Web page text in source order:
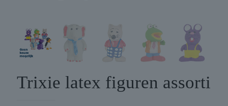
Trixie latex figuren assorti